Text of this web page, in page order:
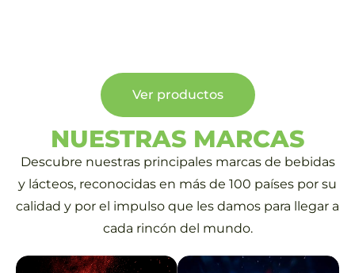
Ver productos
NUESTRAS MARCAS
Descubre nuestras principales marcas de bebidas
y lácteos, reconocidas en más de 100 países por su
calidad y por el impulso que les damos para llegar a
cada rincón del mundo.